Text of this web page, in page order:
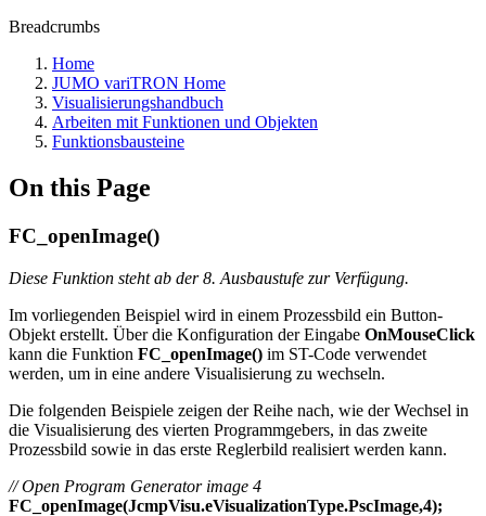
Breadcrumbs
Home
JUMO variTRON Home
Visualisierungshandbuch
Arbeiten mit Funktionen und Objekten
Funktionsbausteine
On this Page
FC_openImage()
Diese Funktion steht ab der 8. Ausbaustufe zur Verfügung.
Im vorliegenden Beispiel wird in einem Prozessbild ein Button-
Objekt erstellt. Über die Konfiguration der Eingabe OnMouseClick
kann die Funktion FC_openImage() im ST-Code verwendet
werden, um in eine andere Visualisierung zu wechseln.
Die folgenden Beispiele zeigen der Reihe nach, wie der Wechsel in
die Visualisierung des vierten Programmgebers, in das zweite
Prozessbild sowie in das erste Reglerbild realisiert werden kann.
// Open Program Generator image 4
FC_openImage(JcmpVisu.eVisualizationType.PscImage,4);